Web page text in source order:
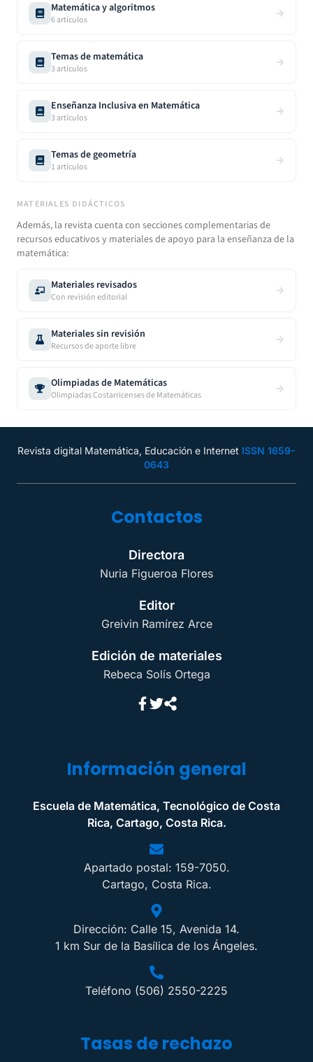
Matemática y algoritmos
6artículos
Temas de matemática
3artículos
Enseñanza Inclusiva en Matemática
3artículos
Temas de geometría
1artículos
MATERIALES DIDÁCTICOS
Además, la revista cuenta con secciones complementarias de
recursos educativos y materiales de apoyo para la enseñanza de la
matemática:
Materiales revisados
Con revisión editorial
Materiales sin revisión
Recursos de aporte libre
Olimpiadas de Matemáticas
Olimpiadas Costarricenses de Matemáticas
Revista digital Matemática, Educación e Internet ISSN 1659-
0643
Contactos
Directora
Nuria Figueroa Flores
Editor
Greivin Ramírez Arce
Edición de materiales
Rebeca Solís Ortega
Información general
Escuela de Matemática, Tecnológico de Costa
Rica, Cartago, Costa Rica.
Apartado postal: 159-7050.
Cartago, Costa Rica.
Dirección: Calle 15, Avenida 14.
1 km Sur de la Basílica de los Ángeles.
Teléfono (506) 2550-2225
Tasas de rechazo